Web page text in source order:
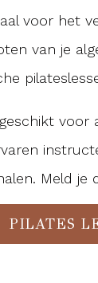
voor het
van je
voor
Meld je
PILATES